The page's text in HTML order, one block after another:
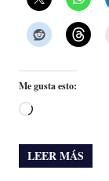
Me gusta esto:
Cargando...
LEER MÁS